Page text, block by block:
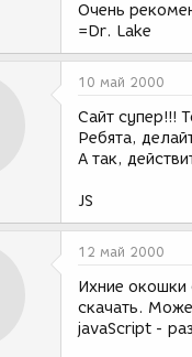
Очень
=Dr. Lake
10 май 2000
Сайт супер!!!
Ребята,
А так,
JS
12 май 2000
Ихние окошки
скачать.
javaScript -